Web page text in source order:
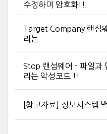
수정하며 암호화!!
Target Company 랜섬
리는
Stop 랜섬웨어 - 파일과
리는 악성코드 !!
[참고자료] 정보시스템